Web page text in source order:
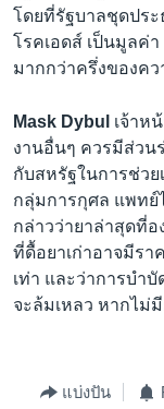
โดยที่รัฐบาลชุดปร
โรคเอดส์ เป็นมูลค่า
มากกว่าครึ่งของค
Mask Dybul เจ้าห
งานอื่นๆ ควรมีส่วน
กับสหรัฐในการช่วย
กลุ่มการกุศล แพทย์
กล่าวว่ายาล่าสุดที่
ที่ดื้อยาเก่าอาจมีร
เท่า และว่าการบำ
จะล้มเหลว หากไม่มี
แบ่งปัน